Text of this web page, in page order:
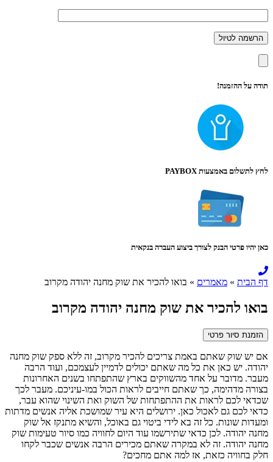
תודה על ההזמנה!
לחץ לתשלום באמצעות PAYBOX
כאן יהיו פרטי הבנק לצורך ביצוע העברה בנקאית
דף הבית » מאמרים » בואו להכיר את שוק מחנה יהודה מקרוב
בואו להכיר את שוק מחנה יהודה מקרוב
הזמנת סיור פרטי
אם יש שוק שאתם באמת צריכים להכיר מקרוב, זה ללא ספק שוק מחנה
יהודה. יש כאן את כל מה שאתם יכולים לדמיין לעצמכם, ועוד הרבה
מעבר. מדובר על אחד מהשווקים בארץ שהתפתחו בשנים האחרונות
בצורה מדהימה, כך שאתם חייבים לראות הכול במו-עיניכם. מעבר לכך
שכדאי לכם לראות את ההתפתחות של השוק ואת השינוי שהוא עבר,
כדאי לכם גם לאכול כאן. ירושלים היא עיר שמושכת אליה אנשים מדתות
ומעדות שונות. כל זה בא לידי ביטוי גם באוכל, והשיא מתנקז אל שוק
מחנה יהודה. לכן כדאי שתירשמו עוד היום לחוויה כמו סיור טעימות שוק
מחנה יהודה. זה לא במקרה שאתם מכירים הרבה אנשים שכבר לקחו
חלק בחוויה כזאת, אז למה אתם מחכים?